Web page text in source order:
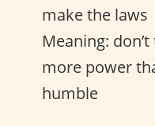
make the laws
Meaning:
more power
humble